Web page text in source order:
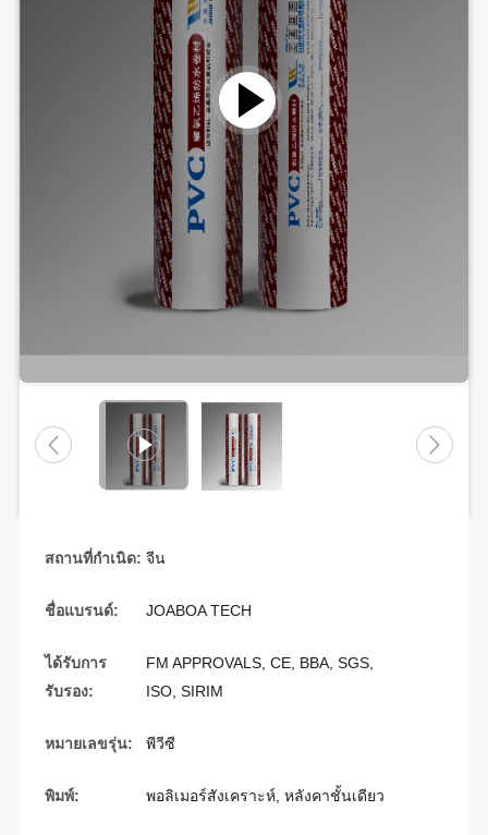
สถานที่กำเนิด: จีน
ชื่อแบรนด์: JOABOA TECH
ได้รับการ
รับรอง:
FM APPROVALS, CE, BBA, SGS,
ISO, SIRIM
หมายเลขรุ่น: พีวีซี
พิมพ์: พอลิเมอร์สังเคราะห์, หลังคาชั้นเดียว